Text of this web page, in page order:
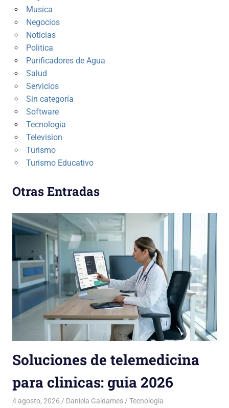
Musica
Negocios
Noticias
Politica
Purificadores de Agua
Salud
Servicios
Sin categoría
Software
Tecnologia
Television
Turismo
Turismo Educativo
Otras Entradas
Soluciones de telemedicina
para clinicas: guia 2026
4 agosto, 2026 Daniela Galdames Tecnologia